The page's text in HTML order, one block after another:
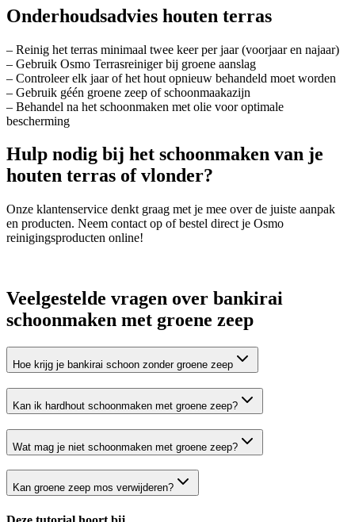
Onderhoudsadvies houten terras
– Reinig het terras minimaal twee keer per jaar (voorjaar en najaar)
– Gebruik Osmo Terrasreiniger bij groene aanslag
– Controleer elk jaar of het hout opnieuw behandeld moet worden
– Gebruik géén groene zeep of schoonmaakazijn
– Behandel na het schoonmaken met olie voor optimale
bescherming
Hulp nodig bij het schoonmaken van je
houten terras of vlonder?
Onze klantenservice denkt graag met je mee over de juiste aanpak
en producten. Neem contact op of bestel direct je Osmo
reinigingsproducten online!
Veelgestelde vragen over bankirai
schoonmaken met groene zeep
Hoe krijg je bankirai schoon zonder groene zeep
Kan ik hardhout schoonmaken met groene zeep?
Wat mag je niet schoonmaken met groene zeep?
Kan groene zeep mos verwijderen?